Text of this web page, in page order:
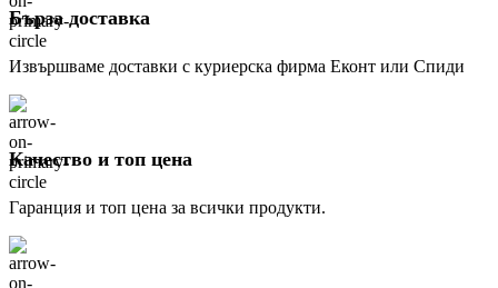
Бърза доставка
Извършваме доставки с куриерска фирма Еконт или Спиди
Качество и топ цена
Гаранция и топ цена за всички продукти.